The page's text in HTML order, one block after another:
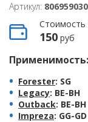
Артикул: 806959030
Стоимость
150 руб
Применимость:
Forester: SG
Legacy: BE-BH
Outback: BE-BH
Impreza: GG-GD